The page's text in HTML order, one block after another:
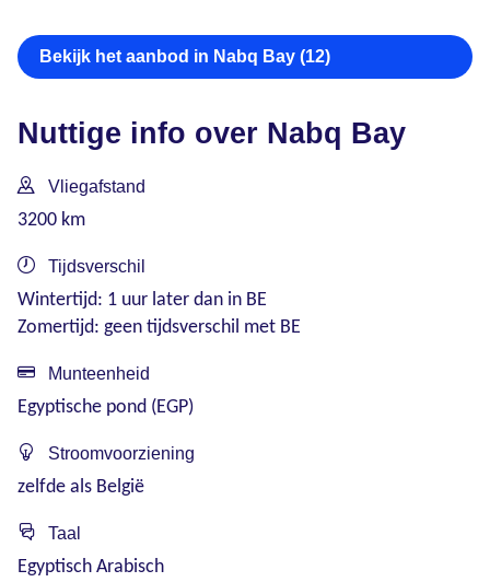
Bekijk het aanbod in Nabq Bay (12)
Nuttige info over Nabq Bay
Vliegafstand
3200 km
Tijdsverschil
Wintertijd: 1 uur later dan in BE
Zomertijd: geen tijdsverschil met BE
Munteenheid
Egyptische pond (EGP)
Stroomvoorziening
zelfde als België
Taal
Egyptisch Arabisch